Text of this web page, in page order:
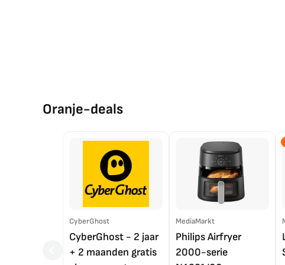
Oranje-deals
CyberGhost
CyberGhost - 2 jaar
+ 2 maanden gratis
MediaMarkt
Philips Airfryer
2000-serie